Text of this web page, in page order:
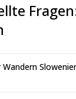
Fragen